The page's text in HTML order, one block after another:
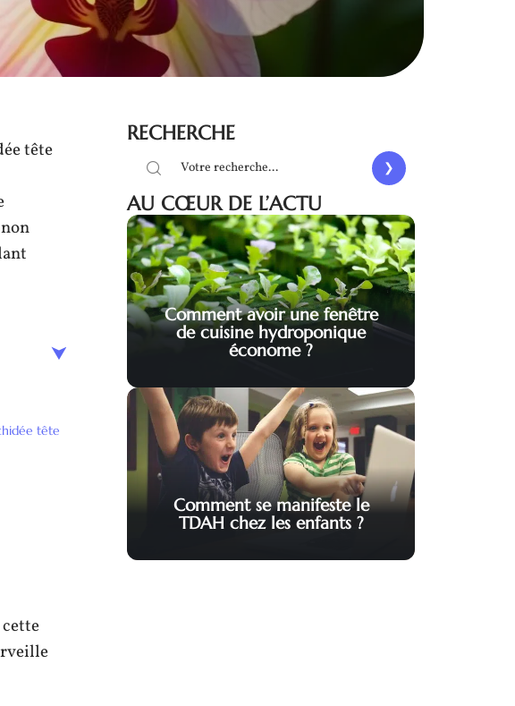
tête
tête
RECHERCHE
AU CŒUR DE L’ACTU
Comment avoir une fenêtre
de cuisine hydroponique
économe ?
Comment se manifeste le
TDAH chez les enfants ?